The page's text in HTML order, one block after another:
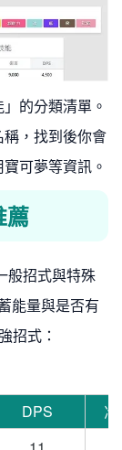
的分類清單。
，找到後你會
可夢等資訊。
薦
般招式與特殊
能量與是否有
招式：
DPS